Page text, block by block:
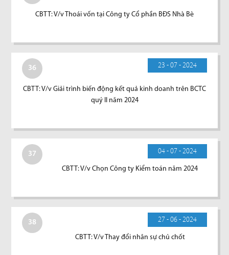
CBTT: V/v Thoái vốn tại Công ty Cổ phần BĐS Nhà Bè
36 23 - 07 - 2024
CBTT: V/v Giải trình biến động kết quả kinh doanh trên BCTC
quý II năm 2024
37 04 - 07 - 2024
CBTT: V/v Chọn Công ty Kiểm toán năm 2024
38 27 - 06 - 2024
CBTT: V/v Thay đổi nhân sự chủ chốt